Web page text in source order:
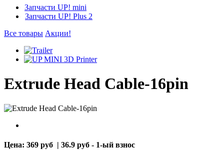
Запчасти UP! mini
Запчасти UP! Plus 2
Все товары Акции!
Extrude Head Cable-16pin
Цена: 369 руб | 36.9 руб - 1-ый взнос